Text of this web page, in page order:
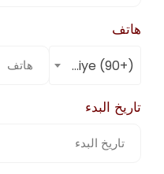
هاتف
(+90) Türkiye
تاريخ البدء